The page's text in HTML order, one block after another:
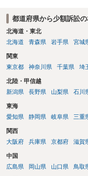
都道府県から少額訴訟
北海道・東北
北海道
青森県 岩手県 宮城
関東
東京都
神奈川県 千葉県 埼
北陸・甲信越
新潟県
長野県 山梨県 石川
東海
愛知県
静岡県 岐阜県 三重
関西
大阪府
兵庫県 京都府 滋賀
中国
広島県
岡山県 山口県 鳥取